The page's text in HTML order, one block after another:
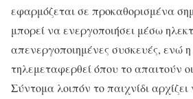
εφαρμόζεται σε προκαθορισμένα
μπορεί να ενεργοποιήσει μέσω
απενεργοποιημένες συσκευές, ενώ
τηλεμεταφερθεί όπου το απαιτούν
Σύντομα λοιπόν το παιχνίδι αρχίζει